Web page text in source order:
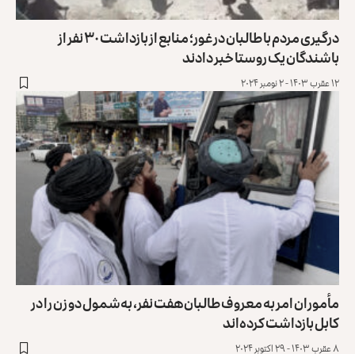
درگیری مردم با طالبان در غور؛ منابع از بازداشت ۳۰ نفر از
باشندگان یک روستا خبر دادند
۱۲ عقرب ۱۴۰۳ - ۲ نومبر ۲۰۲۴
مأموران امر به معروف طالبان هفت نفر، به‌شمول دو زن را در
کابل بازداشت کرده‌اند
۸ عقرب ۱۴۰۳ - ۲۹ اکتوبر ۲۰۲۴